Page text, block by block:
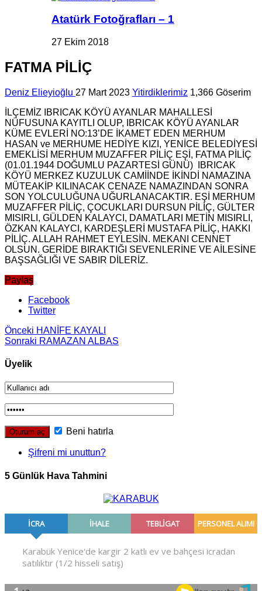
Atatürk Fotoğrafları – 1
27 Ekim 2018
FATMA PİLİÇ
Deniz Elieyioğlu 27 Mart 2023 Yitirdiklerimiz 1,366 Göserim
İLÇEMİZ IBRICAK KÖYÜ AYANLAR MAHALLESİ
NÜFUSUNA KAYITLI OLUP, IBRICAK KÖYÜ AYANLAR
KÜME EVLERİ NO:13’DE İKAMET EDEN MERHUM
HASAN ve MERHUME HEDİYE KIZI, YENİCE BELEDİYESİ
EMEKLİSİ MERHUM MUZAFFER PİLİÇ EŞİ, FATMA PİLİÇ
(01.01.1944 DOĞUMLU PAZARTESİ GÜNÜ) IBRICAK
KÖYÜ MERKEZ KUZULUK CAMİİNDE İKİNDİ NAMAZINA
MÜTEAKİP KILINACAK CENAZE NAMAZINDAN SONRA
SON YOLCULUĞUNA UĞURLANACAKTIR. EŞİ MERHUM
MUZAFFER PİLİÇ, ÇOCUKLARI DURSUN PİLİÇ, GÜLTER
MISIRLI, GÜLDEN KALAYCI, DAMATLARI METİN MISIRLI,
ÖZKAN KALAYCI, KARDEŞLERİ MUSTAFA PİLİÇ, HAKKI
PİLİÇ. ALLAH RAHMET EYLESİN. MEKANI CENNET
OLSUN. GERİDE BIRAKTIĞI SEVENLERİNE VE AİLESİNE
BAŞSAĞLIĞI VE SABIR DİLERİZ.
Paylaş
Facebook
Twitter
Önceki HANİFE KAYALI
Sonraki RAMAZAN ALBAS
Üyelik
Beni hatırla
Şifreni mi unuttun?
5 Günlük Hava Tahmini